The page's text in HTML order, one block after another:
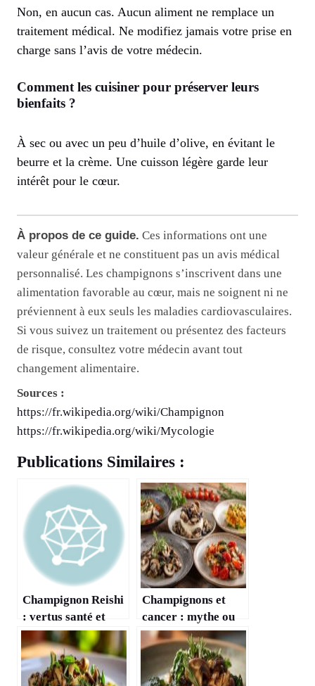
Non, en aucun cas. Aucun aliment ne remplace un
traitement médical. Ne modifiez jamais votre prise en
charge sans l’avis de votre médecin.
Comment les cuisiner pour préserver leurs
bienfaits ?
À sec ou avec un peu d’huile d’olive, en évitant le
beurre et la crème. Une cuisson légère garde leur
intérêt pour le cœur.
À propos de ce guide. Ces informations ont une
valeur générale et ne constituent pas un avis médical
personnalisé. Les champignons s’inscrivent dans une
alimentation favorable au cœur, mais ne soignent ni ne
préviennent à eux seuls les maladies cardiovasculaires.
Si vous suivez un traitement ou présentez des facteurs
de risque, consultez votre médecin avant tout
changement alimentaire.
Sources :
https://fr.wikipedia.org/wiki/Champignon
https://fr.wikipedia.org/wiki/Mycologie
Publications Similaires :
Champignon Reishi
: vertus santé et
mode d’emploi
Champignons et
cancer : mythe ou
réelle prévention ?